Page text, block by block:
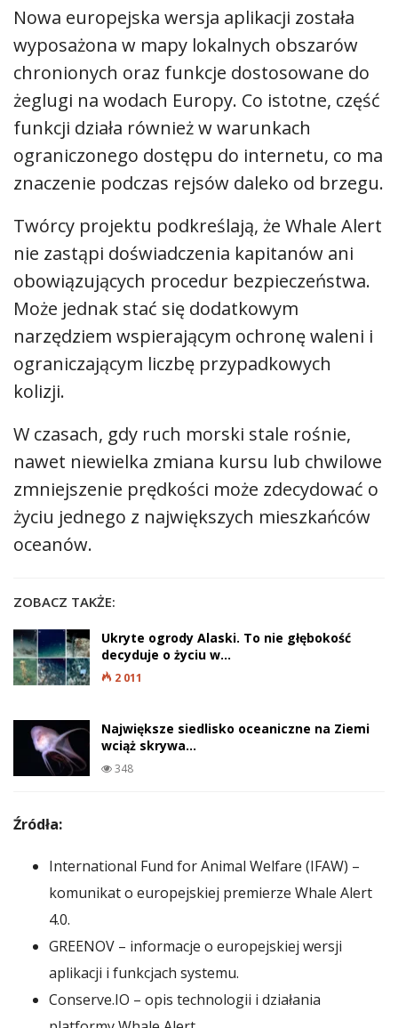
Nowa europejska wersja aplikacji została
wyposażona w mapy lokalnych obszarów
chronionych oraz funkcje dostosowane do
żeglugi na wodach Europy. Co istotne, część
funkcji działa również w warunkach
ograniczonego dostępu do internetu, co ma
znaczenie podczas rejsów daleko od brzegu.
Twórcy projektu podkreślają, że Whale Alert
nie zastąpi doświadczenia kapitanów ani
obowiązujących procedur bezpieczeństwa.
Może jednak stać się dodatkowym
narzędziem wspierającym ochronę waleni i
ograniczającym liczbę przypadkowych
kolizji.
W czasach, gdy ruch morski stale rośnie,
nawet niewielka zmiana kursu lub chwilowe
zmniejszenie prędkości może zdecydować o
życiu jednego z największych mieszkańców
oceanów.
ZOBACZ TAKŻE:
Ukryte ogrody Alaski. To nie głębokość
decyduje o życiu w…
2 011
Największe siedlisko oceaniczne na Ziemi
wciąż skrywa…
348
Źródła:
International Fund for Animal Welfare (IFAW) –
komunikat o europejskiej premierze Whale Alert
4.0.
GREENOV – informacje o europejskiej wersji
aplikacji i funkcjach systemu.
Conserve.IO – opis technologii i działania